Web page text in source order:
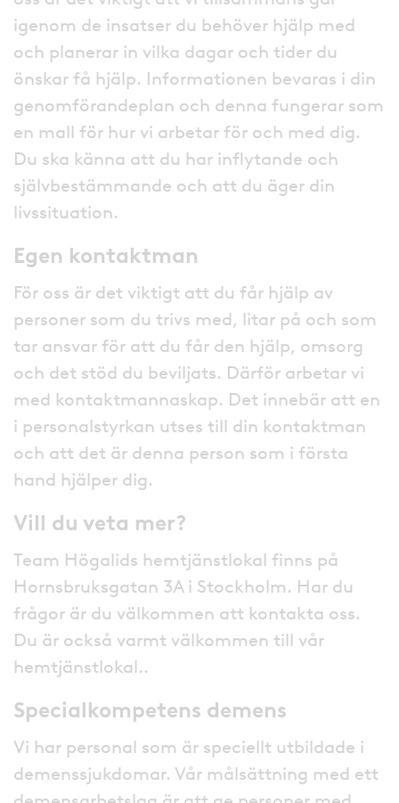
igenom de insatser du behöver hjälp med
och planerar in vilka dagar och tider du
önskar få hjälp. Informationen bevaras i din
genomförandeplan och denna fungerar som
en mall för hur vi arbetar för och med dig.
Du ska känna att du har inflytande och
självbestämmande och att du äger din
livssituation.
Egen kontaktman
För oss är det viktigt att du får hjälp av
personer som du trivs med, litar på och som
tar ansvar för att du får den hjälp, omsorg
och det stöd du beviljats. Därför arbetar vi
med kontaktmannaskap. Det innebär att en
i personalstyrkan utses till din kontaktman
och att det är denna person som i första
hand hjälper dig.
Vill du veta mer?
Team Högalids hemtjänstlokal finns på
Hornsbruksgatan 3A i Stockholm. Har du
frågor är du välkommen att kontakta oss.
Du är också varmt välkommen till vår
hemtjänstlokal..
Specialkompetens demens
Vi har personal som är speciellt utbildade i
demenssjukdomar. Vår målsättning med ett